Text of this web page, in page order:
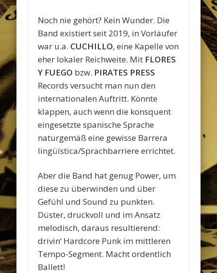
Noch nie gehört? Kein Wunder. Die
Band existiert seit 2019, in Vorläufer
war u.a. CUCHILLO, eine Kapelle von
eher lokaler Reichweite. Mit FLORES
Y FUEGO bzw. PIRATES PRESS
Records versucht man nun den
internationalen Auftritt. Könnte
klappen, auch wenn die konsquent
eingesetzte spanische Sprache
naturgemäß eine gewisse Barrera
lingüística/Sprachbarriere errichtet.
Aber die Band hat genug Power, um
diese zu überwinden und über
Gefühl und Sound zu punkten.
Düster, druckvoll und im Ansatz
melodisch, daraus resultierend:
drivin‘ Hardcore Punk im mittleren
Tempo-Segment. Macht ordentlich
Ballett!